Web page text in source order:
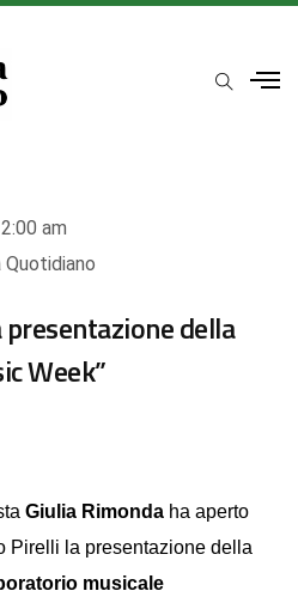
am
Quotidiano
della
Week”
Giulia Rimonda ha aperto
Pirelli la presentazione della
musicale